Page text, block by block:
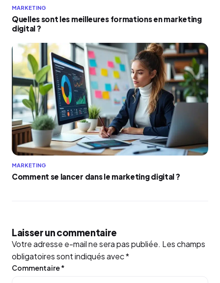
MARKETING
Quelles sont les meilleures formations en marketing
digital ?
MARKETING
Comment se lancer dans le marketing digital ?
Laisser un commentaire
Votre adresse e-mail ne sera pas publiée. Les champs
obligatoires sont indiqués avec*
Commentaire*